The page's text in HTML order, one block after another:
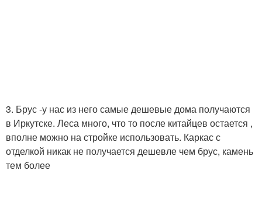
3. Брус -у нас из него самые дешевые дома получаются
в Иркутске. Леса много, что то после китайцев остается ,
вполне можно на стройке использовать. Каркас с
отделкой никак не получается дешевле чем брус, камень
тем более